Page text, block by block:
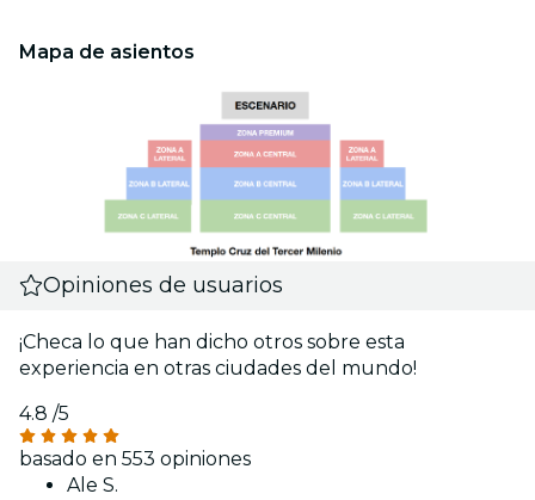
Mapa de asientos
Opiniones de usuarios
¡Checa lo que han dicho otros sobre esta
experiencia en otras ciudades del mundo!
4.8 /5
basado en 553 opiniones
Ale S.